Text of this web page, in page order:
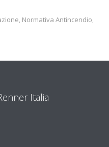
, Normativa Antincendio,
Italia